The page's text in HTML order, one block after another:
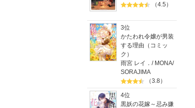
（4.5）
3位
かたわれ令嬢が男装
する理由（コミッ
ク）
雨宮 レイ． / MONA/
SORAJIMA
（3.8）
4位
黒妖の花嫁～忌み嫌